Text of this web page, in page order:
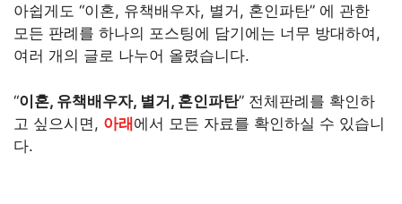
아쉽게도 “이혼, 유책배우자, 별거, 혼인파탄” 에 관한
모든 판례를 하나의 포스팅에 담기에는 너무 방대하여,
여러 개의 글로 나누어 올렸습니다.
“이혼, 유책배우자, 별거, 혼인파탄” 전체판례를 확인하
고 싶으시면, 아래에서 모든 자료를 확인하실 수 있습니
다.